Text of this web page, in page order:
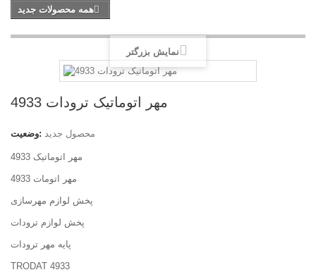
همه محصولات جدید
نمایش بزرگتر
مهر اتوماتیک ترودات 4933
وضعیت: محصول جدید
مهر اتوماتیک 4933
مهر اتومات 4933
پخش لوازم مهرسازی
پخش لوازم ترودات
پایه مهر ترودات
TRODAT 4933